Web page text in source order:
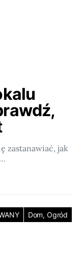
zastanawiać, jak
Dom, Ogród